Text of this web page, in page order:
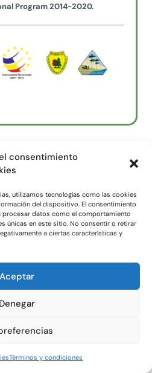
consentimiento
utilizamos tecnologías como las cookies
del dispositivo. El consentimiento
datos como el comportamiento
únicas en este sitio. No consentir o retirar
a ciertas características y
Aceptar
Denegar
Términos y condiciones
Program 2014-2020.
y sensibilización
– 2021.
Nacionales españoles.